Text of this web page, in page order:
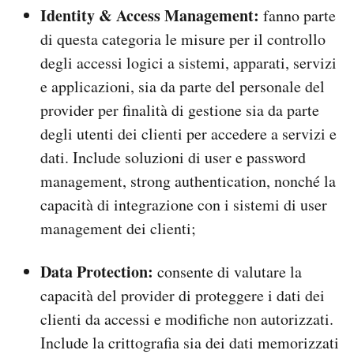
Identity & Access Management: fanno parte
di questa categoria le misure per il controllo
degli accessi logici a sistemi, apparati, servizi
e applicazioni, sia da parte del personale del
provider per finalità di gestione sia da parte
degli utenti dei clienti per accedere a servizi e
dati. Include soluzioni di user e password
management, strong authentication, nonché la
capacità di integrazione con i sistemi di user
management dei clienti;
Data Protection: consente di valutare la
capacità del provider di proteggere i dati dei
clienti da accessi e modifiche non autorizzati.
Include la crittografia sia dei dati memorizzati